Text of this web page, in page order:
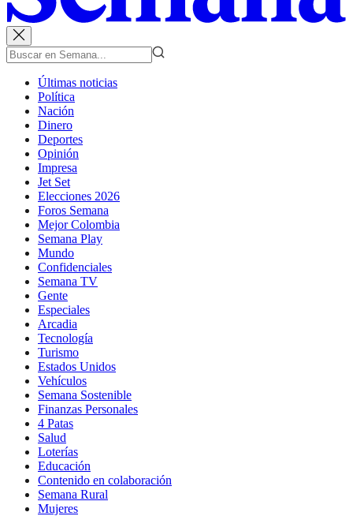
Últimas noticias
Política
Nación
Dinero
Deportes
Opinión
Impresa
Jet Set
Elecciones 2026
Foros Semana
Mejor Colombia
Semana Play
Mundo
Confidenciales
Semana TV
Gente
Especiales
Arcadia
Tecnología
Turismo
Estados Unidos
Vehículos
Semana Sostenible
Finanzas Personales
4 Patas
Salud
Loterías
Educación
Contenido en colaboración
Semana Rural
Mujeres